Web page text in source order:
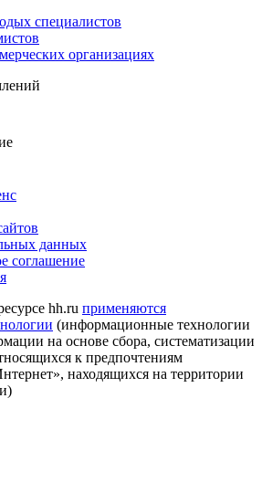
специалистов
организациях
данных
соглашение
hh.ru применяются
(информационные технологии
на основе сбора, систематизации
к предпочтениям
находящихся на территории